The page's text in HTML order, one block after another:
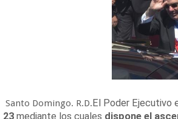
Santo Domingo. R.D.El Poder Ejecutivo
23 mediante los cuales dispone el